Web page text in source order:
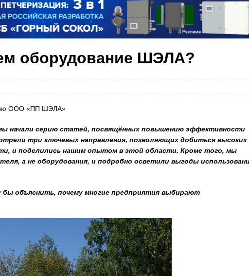
оборудование ШЭЛА?
ООО «ПП ШЭЛА»
начали серию статей, посвящённых повышению эффективности
три ключевых направления, позволяющих добиться высоких
и поделились нашим опытом в этой области. Кроме того, мы
а не оборудования, и подробно осветили выгоды
объяснить, почему многие предприятия выбирают